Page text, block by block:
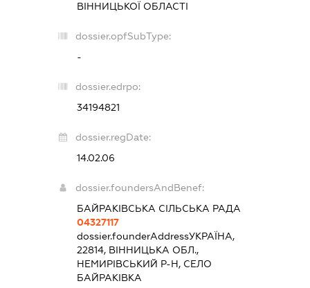
ВІННИЦЬКОЇ ОБЛАСТІ
dossier.opfSubType:
-
dossier.edrpo:
34194821
dossier.regDate:
14.02.06
dossier.foundersAndBenef:
БАЙРАКІВСЬКА СІЛЬСЬКА РАДА
04327117
dossier.founderAddressУКРАЇНА,
22814, ВІННИЦЬКА ОБЛ.,
НЕМИРІВСЬКИЙ Р-Н, СЕЛО
БАЙРАКІВКА